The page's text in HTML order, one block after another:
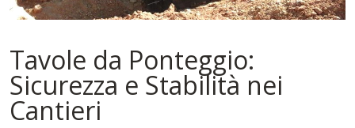
Tavole da Ponteggio:
Sicurezza e Stabilità nei
Cantieri